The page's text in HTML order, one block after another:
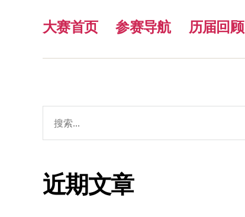
大赛首页 参赛导航 历届回顾
索：
近期文章